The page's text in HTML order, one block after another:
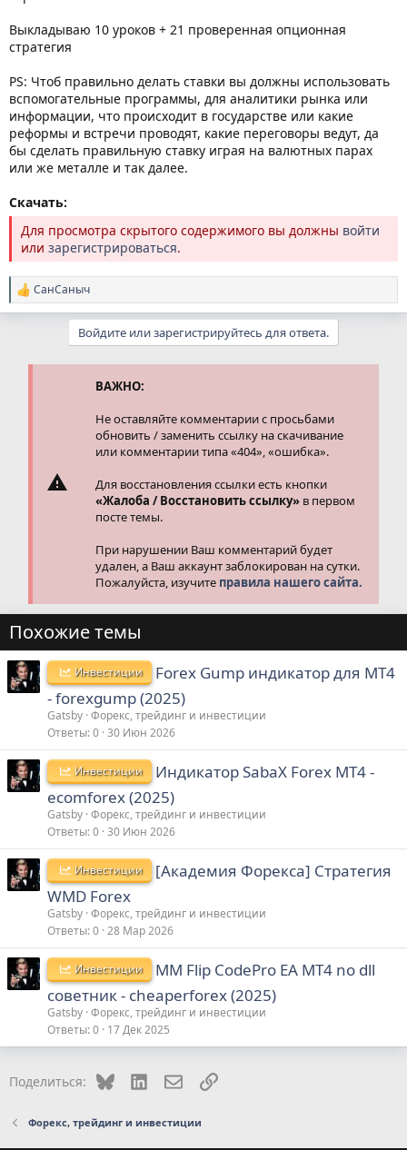
Выкладываю 10 уроков + 21 проверенная опционная
стратегия
PS: Чтоб правильно делать ставки вы должны использовать
вспомогательные программы, для аналитики рынка или
информации, что происходит в государстве или какие
реформы и встречи проводят, какие переговоры ведут, да
бы сделать правильную ставку играя на валютных парах
или же металле и так далее.
Скачать:
Для просмотра скрытого содержимого вы должны войти
или зарегистрироваться.
Р
е
СанСаныч
Войдите или зарегистрируйтесь для ответа.
ВАЖНО:
Не оставляйте комментарии с просьбами
обновить / заменить ссылку на скачивание
или комментарии типа «404», «ошибка».
Для восстановления ссылки есть кнопки
«Жалоба / Восстановить ссылку» в первом
посте темы.
При нарушении Ваш комментарий будет
удален, а Ваш аккаунт заблокирован на сутки.
Пожалуйста, изучите правила нашего сайта.
Похожие темы
Инвестиции
Forex Gump индикатор для MT4
- forexgump (2025)
Gatsby Форекс, трейдинг и инвестиции
Ответы 0 30 Июн 2026
Инвестиции
Индикатор SabaX Forex MT4 -
ecomforex (2025)
Gatsby Форекс, трейдинг и инвестиции
Ответы 0 30 Июн 2026
Инвестиции
[Академия Форекса] Стратегия
WMD Forex
Gatsby Форекс, трейдинг и инвестиции
Ответы 0 28 Мар 2026
Инвестиции
MM Flip CodePro EA MT4 no dll
советник - cheaperforex (2025)
Gatsby Форекс, трейдинг и инвестиции
Ответы 0 17 Дек 2025
Поделиться: Bluesky LinkedInЭлектронная почта
Ссылка
Форекс, трейдинг и инвестиции